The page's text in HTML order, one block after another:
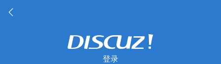
登录